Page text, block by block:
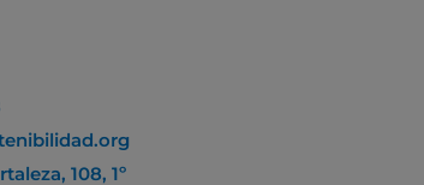
108, 1º